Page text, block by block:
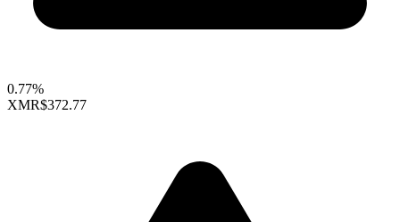
0.77%
XMR$372.77